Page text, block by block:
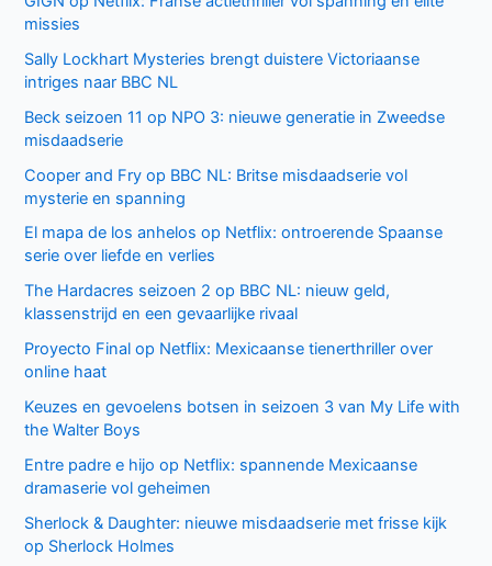
missies
Sally Lockhart Mysteries brengt duistere Victoriaanse
intriges naar BBC NL
Beck seizoen 11 op NPO 3: nieuwe generatie in Zweedse
misdaadserie
Cooper and Fry op BBC NL: Britse misdaadserie vol
mysterie en spanning
El mapa de los anhelos op Netflix: ontroerende Spaanse
serie over liefde en verlies
The Hardacres seizoen 2 op BBC NL: nieuw geld,
klassenstrijd en een gevaarlijke rivaal
Proyecto Final op Netflix: Mexicaanse tienerthriller over
online haat
Keuzes en gevoelens botsen in seizoen 3 van My Life with
the Walter Boys
Entre padre e hijo op Netflix: spannende Mexicaanse
dramaserie vol geheimen
Sherlock & Daughter: nieuwe misdaadserie met frisse kijk
op Sherlock Holmes